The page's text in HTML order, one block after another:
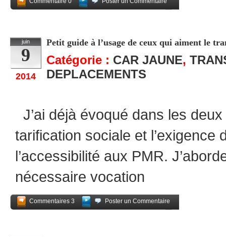
juin
9
2014
Petit guide à l’usage de ceux qui aiment le
Catégorie : CAR JAUNE,
DEPLACEMENTS
J’ai déjà évoqué dans les
tarification sociale et l’exigence
l’accessibilité aux PMR.
nécessaire vocation
Commentaires 3
Poster un Commentaire